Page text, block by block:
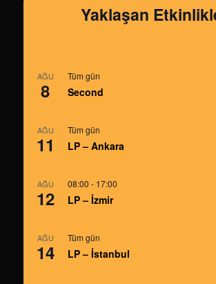
Yaklaşan
AĞU
8
Tüm gün
Second
AĞU
11
Tüm gün
LP – Ankara
AĞU
12
08:00 - 17:00
LP – İzmir
AĞU
14
Tüm gün
LP – İstanbul